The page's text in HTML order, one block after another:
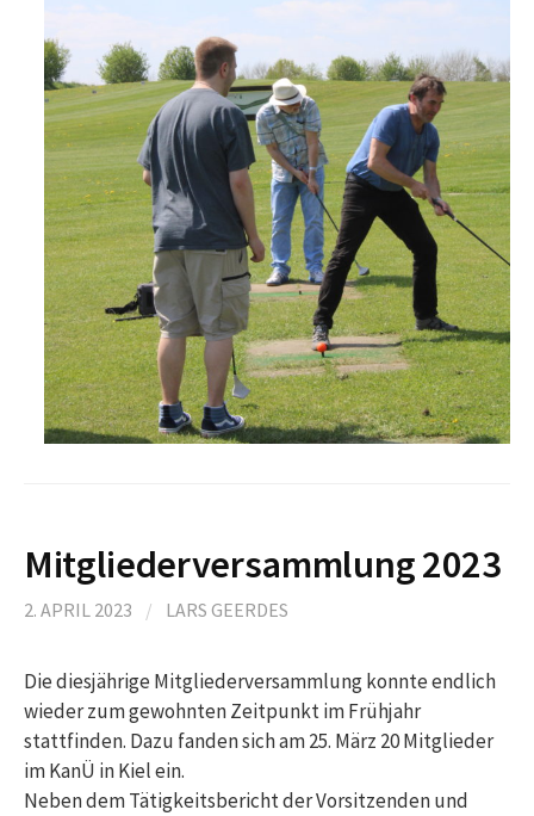
Mitgliederversammlung 2023
2. APRIL 2023 / LARS GEERDES
Die diesjährige Mitgliederversammlung konnte endlich
wieder zum gewohnten Zeitpunkt im Frühjahr
stattfinden. Dazu fanden sich am 25. März 20 Mitglieder
im KanÜ in Kiel ein.
Neben dem Tätigkeitsbericht der Vorsitzenden und